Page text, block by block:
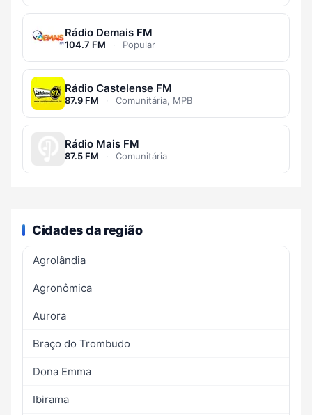
Rádio Demais FM
104.7 FM · Popular
Rádio Castelense FM
87.9 FM · Comunitária, MPB
Rádio Mais FM
87.5 FM · Comunitária
Cidades da região
Agrolândia
Agronômica
Aurora
Braço do Trombudo
Dona Emma
Ibirama